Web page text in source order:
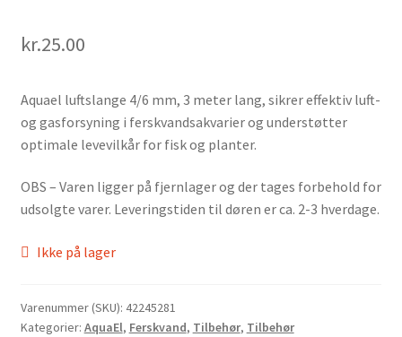
kr.25.00
Aquael luftslange 4/6 mm, 3 meter lang, sikrer effektiv luft-
og gasforsyning i ferskvandsakvarier og understøtter
optimale levevilkår for fisk og planter.
OBS – Varen ligger på fjernlager og der tages forbehold for
udsolgte varer. Leveringstiden til døren er ca. 2-3 hverdage.
Ikke på lager
Varenummer (SKU): 42245281
Kategorier: AquaEl, Ferskvand, Tilbehør, Tilbehør